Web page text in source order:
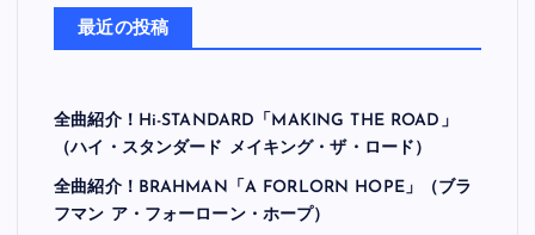
最近の投稿
全曲紹介！Hi-STANDARD「MAKING THE ROAD」
（ハイ・スタンダード メイキング・ザ・ロード）
全曲紹介！BRAHMAN「A FORLORN HOPE」（ブラ
フマン ア・フォーローン・ホープ）